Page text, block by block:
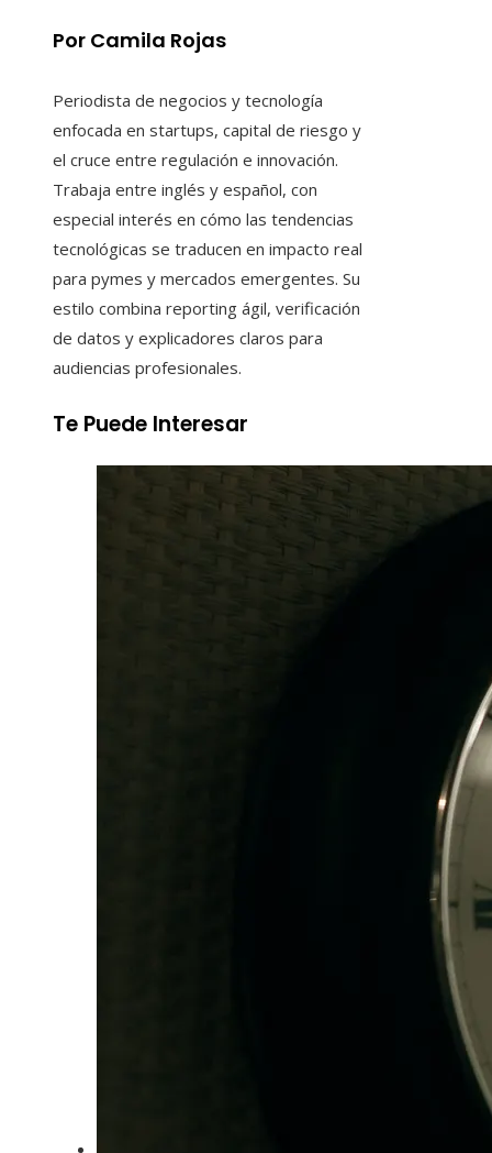
Por Camila Rojas
Periodista de negocios y tecnología
enfocada en startups, capital de riesgo y
el cruce entre regulación e innovación.
Trabaja entre inglés y español, con
especial interés en cómo las tendencias
tecnológicas se traducen en impacto real
para pymes y mercados emergentes. Su
estilo combina reporting ágil, verificación
de datos y explicadores claros para
audiencias profesionales.
Te Puede Interesar